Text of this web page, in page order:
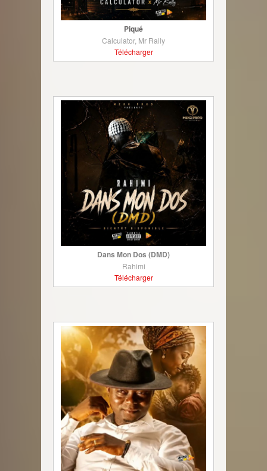
Piqué
Calculator, Mr Rally
Télécharger
Dans Mon Dos (DMD)
Rahimi
Télécharger